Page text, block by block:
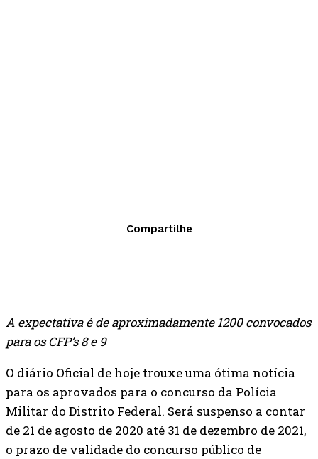
Compartilhe
A expectativa é de aproximadamente 1200 convocados
para os CFP’s 8 e 9
O diário Oficial de hoje trouxe uma ótima notícia
para os aprovados para o concurso da Polícia
Militar do Distrito Federal. Será suspenso a contar
de 21 de agosto de 2020 até 31 de dezembro de 2021,
o prazo de validade do concurso público de